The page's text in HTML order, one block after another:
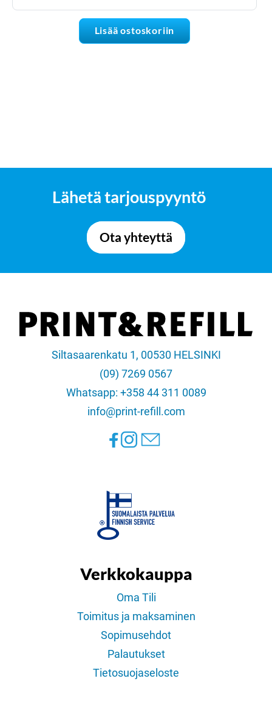
Lisää ostoskoriin
Lähetä tarjouspyyntö
Ota yhteyttä
Siltasaarenkatu 1, 00530 HELSINKI
(09) 7269 0567
Whatsapp: +358 44 311 0089
info@print-refill.com
Verkkokauppa
Oma Tili
Toimitus ja maksaminen
Sopimusehdot
Palautukset
Tietosuojaseloste